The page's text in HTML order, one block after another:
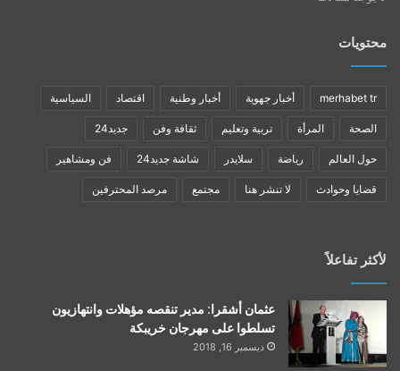
محتويات
merhabet tr أخبار جهوية أخبار وطنية اقتصاد السياسية
الصحة المرأة تربية وتعليم ثقافة وفن جديد24
حول العالم رياضة سلايدر شاشة جديد24 فن ومشاهير
قضايا وحوادث لا تنشر هنا مجتمع مرصد المحترفين
لأكثر تفاعلاً
عثمان أشقرا: مدير تنقصه مؤهلات وانتهازيون
تسلطوا على مهرجان خريبكة
ديسمبر 16, 2018